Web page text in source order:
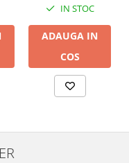
IN STOC
ADAUGA IN
COS